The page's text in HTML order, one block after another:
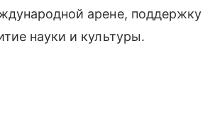
арене, поддержку
науки и культуры.